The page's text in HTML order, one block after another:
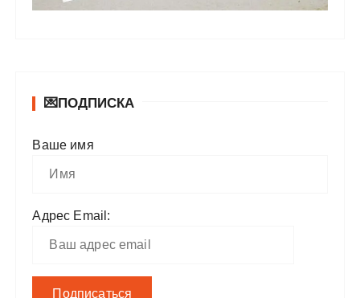
💌ПОДПИСКА
Ваше имя
Адрес Email: